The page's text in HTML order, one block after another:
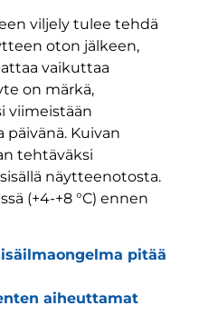
viljely tulee tehdä
oton jälkeen,
vaikuttaa
on märkä,
viimeistään
Kuivan
tehtäväksi
näytteenotosta.
(+4-+8 °C) ennen
pitää
aiheuttamat